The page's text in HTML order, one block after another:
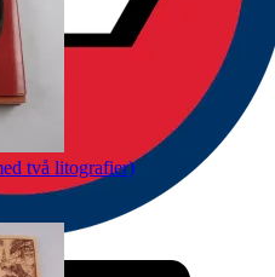
två litografier)